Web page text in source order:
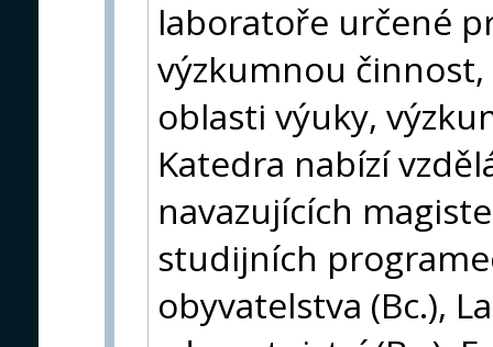
laboratoře určené
výzkumnou
oblasti výuky,
Katedra nabízí
navazujících
studijních
obyvatelstva (Bc.),